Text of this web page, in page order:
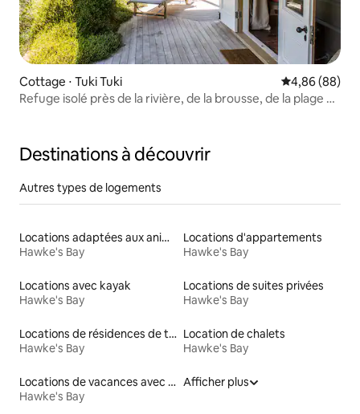
Cottage ⋅ Tuki Tuki Évaluation
4,86 (88)
Refuge isolé près de la rivière, de la brousse, de la plage et
Destinations à découvrir
Autres types de logements
Locations adaptées aux animaux
Hawke's Bay
Locations d'appartements
Hawke's Bay
Locations avec kayak
Hawke's Bay
Locations de suites privées
Hawke's Bay
Locations de résidences de tourisme
Hawke's Bay
Location de chalets
Hawke's Bay
Locations de vacances avec piscine
Hawke's Bay
Afficher plus